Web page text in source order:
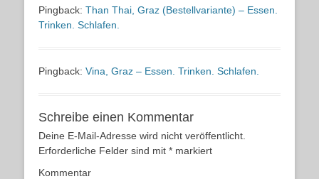
Pingback: Than Thai, Graz (Bestellvariante) – Essen.
Trinken. Schlafen.
Pingback: Vina, Graz – Essen. Trinken. Schlafen.
Schreibe einen Kommentar
Deine E-Mail-Adresse wird nicht veröffentlicht.
Erforderliche Felder sind mit * markiert
Kommentar